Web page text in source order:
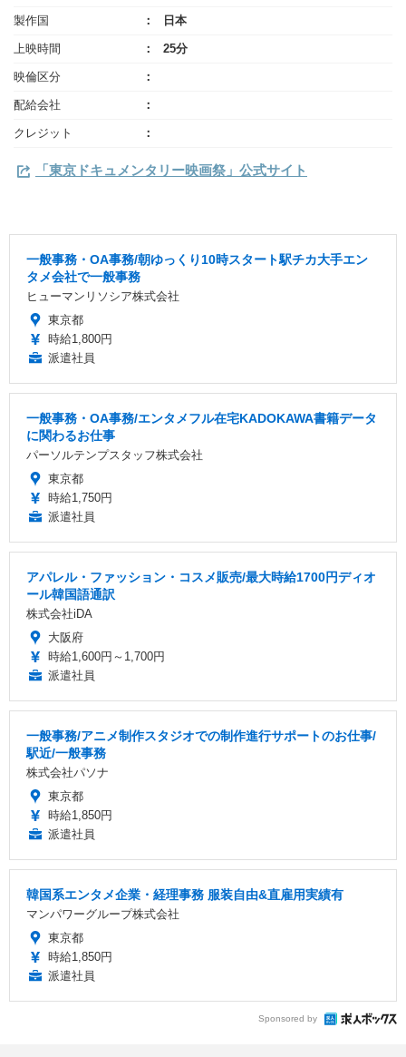
製作国 日本
上映時間 25分
映倫区分
配給会社
クレジット
「東京ドキュメンタリー映画祭」公式サイト
一般事務・OA事務/朝ゆっくり10時スタート駅チカ大手エン
タメ会社で一般事務
ヒューマンリソシア株式会社
東京都
時給1,800円
派遣社員
一般事務・OA事務/エンタメフル在宅KADOKAWA書籍データ
に関わるお仕事
パーソルテンプスタッフ株式会社
東京都
時給1,750円
派遣社員
アパレル・ファッション・コスメ販売/最大時給1700円ディオ
ール韓国語通訳
株式会社iDA
大阪府
時給1,600円～1,700円
派遣社員
一般事務/アニメ制作スタジオでの制作進行サポートのお仕事/
駅近/一般事務
株式会社パソナ
東京都
時給1,850円
派遣社員
韓国系エンタメ企業・経理事務 服装自由&直雇用実績有
マンパワーグループ株式会社
東京都
時給1,850円
派遣社員
Sponsored by